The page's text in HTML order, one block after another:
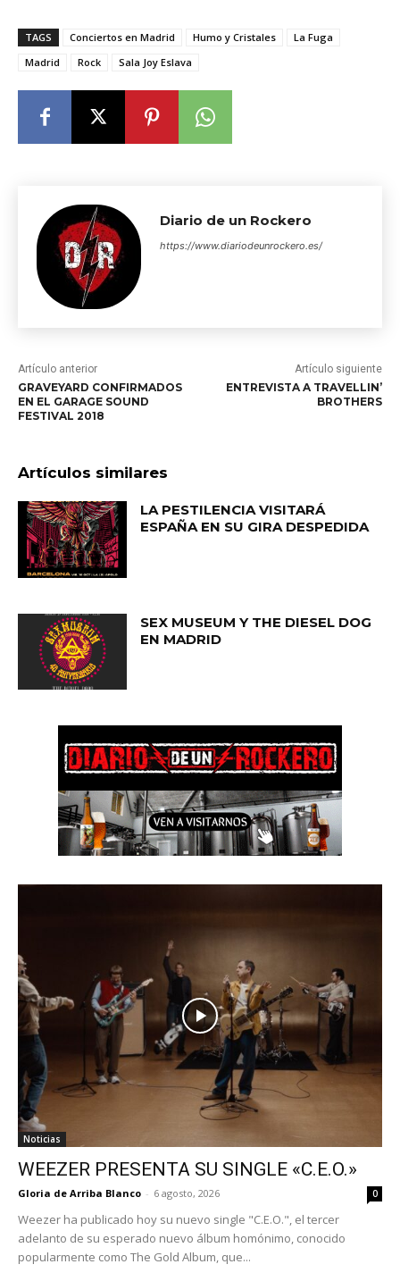
TAGS Conciertos en Madrid Humo y Cristales
La Fuga
Madrid
Rock Sala Joy Eslava
Diario de un Rockero
https://www.diariodeunrockero.es/
Artículo anterior
GRAVEYARD CONFIRMADOS
EN EL GARAGE SOUND
FESTIVAL 2018
Artículo siguiente
ENTREVISTA A TRAVELLIN’
BROTHERS
Artículos similares
LA PESTILENCIA VISITARÁ
ESPAÑA EN SU GIRA DESPEDIDA
SEX MUSEUM Y THE DIESEL DOG
EN MADRID
Noticias
WEEZER PRESENTA SU SINGLE «C.E.O.»
Gloria de Arriba Blanco - 6 agosto, 2026 0
Weezer ha publicado hoy su nuevo single "C.E.O.", el tercer
adelanto de su esperado nuevo álbum homónimo, conocido
popularmente como The Gold Album, que...